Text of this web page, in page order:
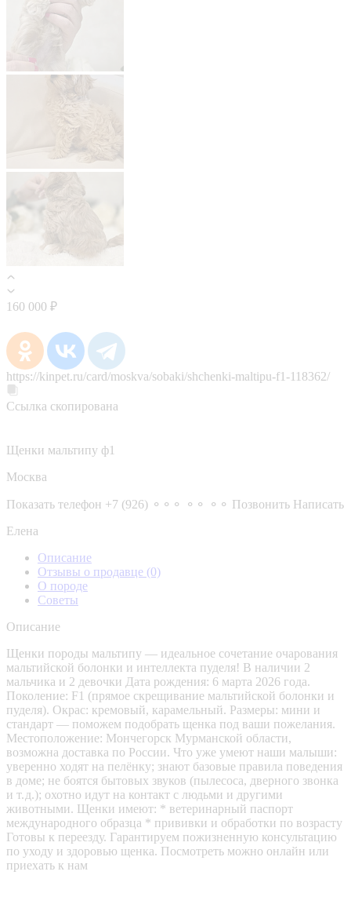
160 000 ₽
https://kinpet.ru/card/moskva/sobaki/shchenki-maltipu-f1-118362/
Ссылка скопирована
Щенки мальтипу ф1
Москва
Показать телефон +7 (926) ⚬⚬⚬ ⚬⚬ ⚬⚬ Позвонить Написать
Елена
Описание
Отзывы о продавце (0)
О породе
Советы
Описание
Щенки породы мальтипу — идеальное сочетание очарования
мальтийской болонки и интеллекта пуделя! В наличии 2
мальчика и 2 девочки Дата рождения: 6 марта 2026 года.
Поколение: F1 (прямое скрещивание мальтийской болонки и
пуделя). Окрас: кремовый, карамельный. Размеры: мини и
стандарт — поможем подобрать щенка под ваши пожелания.
Местоположение: Мончегорск Мурманской области,
возможна доставка по России. Что уже умеют наши малыши:
уверенно ходят на пелёнку; знают базовые правила поведения
в доме; не боятся бытовых звуков (пылесоса, дверного звонка
и т. д.); охотно идут на контакт с людьми и другими
животными. Щенки имеют: * ветеринарный паспорт
международного образца * прививки и обработки по возрасту
Готовы к переезду. Гарантируем пожизненную консультацию
по уходу и здоровью щенка. Посмотреть можно онлайн или
приехать к нам